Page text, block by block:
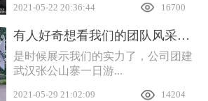
2021-05-22 20:36:44 16700
有人好奇想看我们的团队风采，安排
是时候展示我们的实力了，公司团建
武汉张公山寨一日游...
2021-05-29 21:02:09 14204